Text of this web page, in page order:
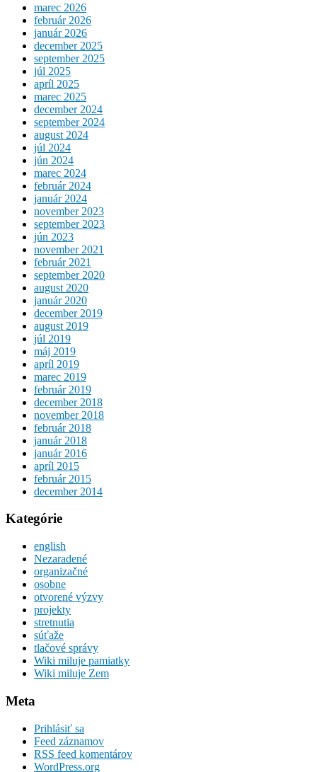
marec 2026
február 2026
január 2026
december 2025
september 2025
júl 2025
apríl 2025
marec 2025
december 2024
september 2024
august 2024
júl 2024
jún 2024
marec 2024
február 2024
január 2024
november 2023
september 2023
jún 2023
november 2021
február 2021
september 2020
august 2020
január 2020
december 2019
august 2019
júl 2019
máj 2019
apríl 2019
marec 2019
február 2019
december 2018
november 2018
február 2018
január 2018
január 2016
apríl 2015
február 2015
december 2014
Kategórie
english
Nezaradené
organizačné
osobne
otvorené výzvy
projekty
stretnutia
súťaže
tlačové správy
Wiki miluje pamiatky
Wiki miluje Zem
Meta
Prihlásiť sa
Feed záznamov
RSS feed komentárov
WordPress.org